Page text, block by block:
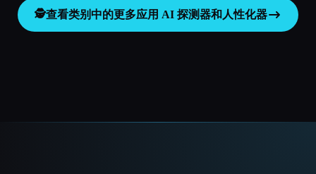
🕵️查看类别中的更多应用 AI 探测器和人性化器